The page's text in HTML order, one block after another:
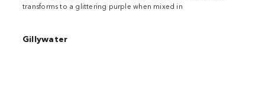
transforms to a glittering purple when mixed in
Gillywater